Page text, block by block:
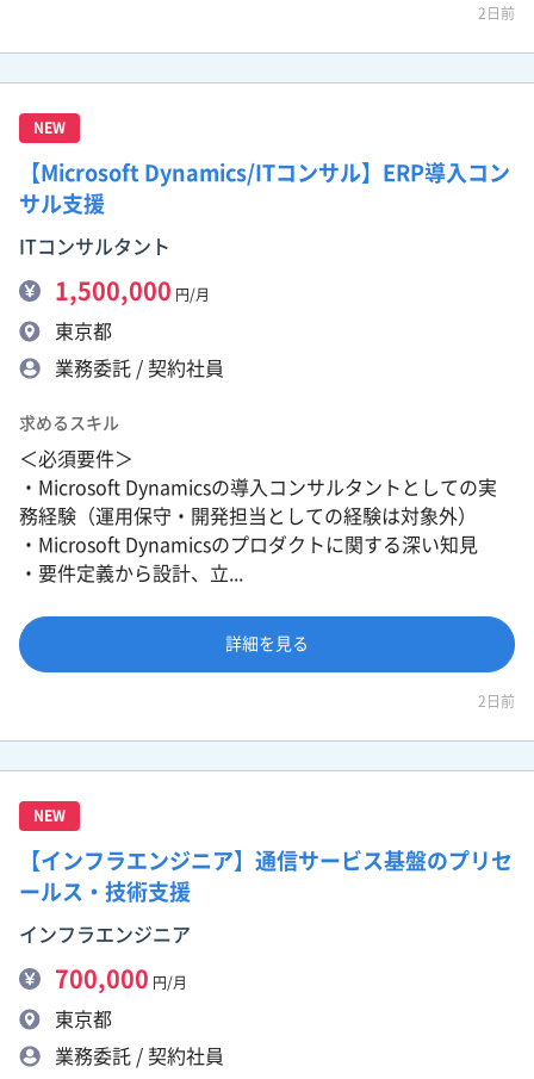
2日前
NEW
【Microsoft Dynamics/ITコンサル】ERP導入コン
サル支援
ITコンサルタント
1,500,000 円/月
東京都
業務委託 / 契約社員
求めるスキル
＜必須要件＞
・Microsoft Dynamicsの導入コンサルタントとしての実
務経験（運用保守・開発担当としての経験は対象外）
・Microsoft Dynamicsのプロダクトに関する深い知見
・要件定義から設計、立...
詳細を見る
2日前
NEW
【インフラエンジニア】通信サービス基盤のプリセ
ールス・技術支援
インフラエンジニア
700,000 円/月
東京都
業務委託 / 契約社員